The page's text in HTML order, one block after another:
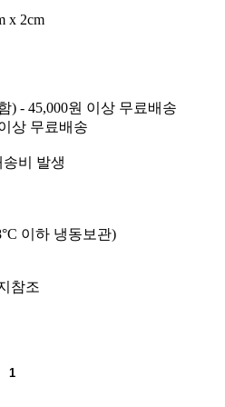
x 2cm
) - 45,000원 이상 무료배송
상 무료배송
비 발생
이하 냉동보관)
참조